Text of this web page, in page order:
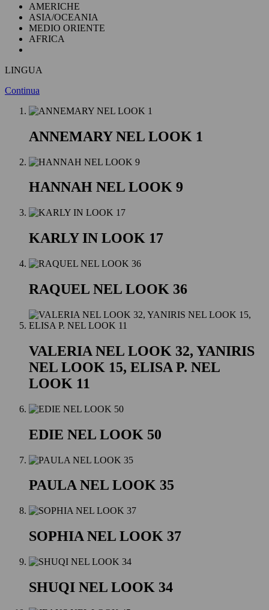
AMERICHE
ASIA/OCEANIA
MEDIO ORIENTE
AFRICA
LINGUA
Continua
ANNEMARY NEL LOOK 1
HANNAH NEL LOOK 9
KARLY IN LOOK 17
RAQUEL NEL LOOK 36
VALERIA NEL LOOK 32, YANIRIS
NEL LOOK 15, ELISA P. NEL
LOOK 11
EDIE NEL LOOK 50
PAULA NEL LOOK 35
SOPHIA NEL LOOK 37
SHUQI NEL LOOK 34